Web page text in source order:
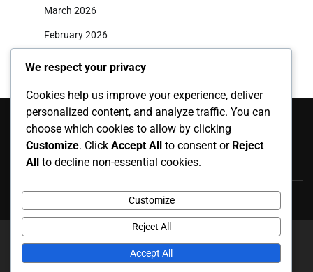
March 2026
February 2026
Kategorier
Biografier af tyske fodboldspillere
Indflydelse fra tyske fodboldspillere
Karrieremæssige højdepunkter for tyske fodboldspillere
Copyright © 2026ihspb.comTheme: News Report By
We respect your privacy
Cookies help us improve your experience, deliver
personalized content, and analyze traffic. You can
choose which cookies to allow by clicking
Customize. Click Accept All to consent or Reject
All to decline non-essential cookies.
Customize
Reject All
Accept All